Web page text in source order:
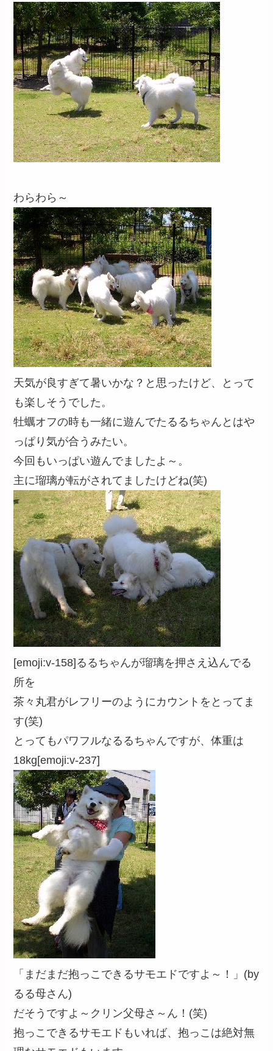
わらわら～
天気が良すぎて暑いかな？と思ったけど、とって
も楽しそうでした。
牡蠣オフの時も一緒に遊んでたるるちゃんとはや
っぱり気が合うみたい。
今回もいっぱい遊んでましたよ～。
主に瑠璃が転がされてましたけどね(笑)
[emoji:v-158]るるちゃんが瑠璃を押さえ込んでる
所を
茶々丸君がレフリーのようにカウントをとってま
す(笑)
とってもパワフルなるるちゃんですが、体重は
18kg[emoji:v-237]
「まだまだ抱っこできるサモエドですよ～！」(by
るる母さん)
だそうですよ～クリン父母さ～ん！(笑)
抱っこできるサモエドもいれば、抱っこは絶対無